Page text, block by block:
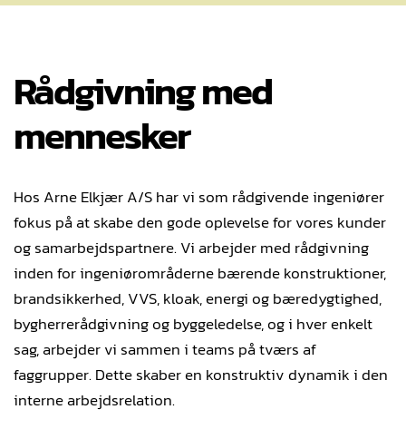
Rådgivning med
mennesker
Hos Arne Elkjær A/S har vi som rådgivende ingeniører
fokus på at skabe den gode oplevelse for vores kunder
og samarbejdspartnere. Vi arbejder med rådgivning
inden for ingeniørområderne bærende konstruktioner,
brandsikkerhed, VVS, kloak, energi og bæredygtighed,
bygherrerådgivning og byggeledelse, og i hver enkelt
sag, arbejder vi sammen i teams på tværs af
faggrupper. Dette skaber en konstruktiv dynamik i den
interne arbejdsrelation.